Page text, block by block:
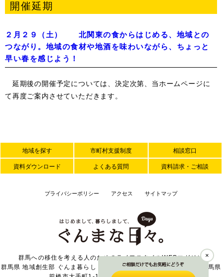
開催延期
２月２９（土） 北関東の食からはじめる、地域との
つながり。地域の食材や地酒を味わいながら、ちょっと
早い春を感じよう！
延期後の開催予定については、決定次第、当ホームページに
て再度ご案内させていただきます。
×
地域を探す 市町村支援制度 相談窓口
資料ダウンロード よくある質問 資料請求・ご相談
プライバシーポリシー アクセス サイトマップ
群馬への移住を考える人のためのライフスタイルWEBマガジン
群馬県 地域創生部 ぐんま暮らし・外国人活躍推進課 〒371-8570 群馬県